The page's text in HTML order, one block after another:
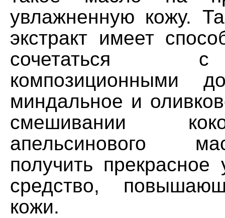
увлажненную кожу.
экстракт имеет
сочетаться
композиционными
миндальное и
смешивании
апельсинового
получить прекрасное
средство,
кожи.